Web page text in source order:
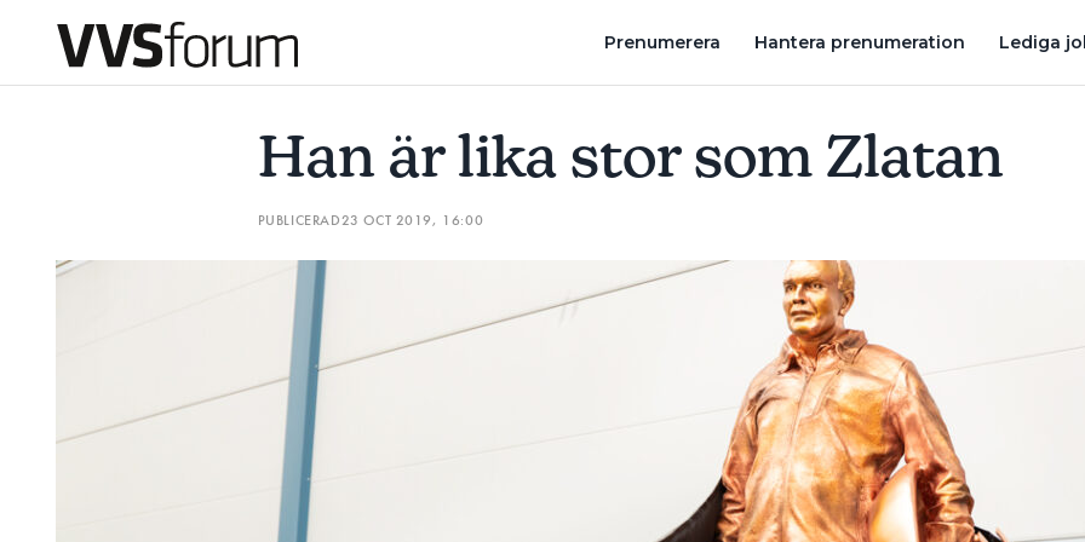
Prenumerera Hantera prenumeration Lediga
Prenumerera
Läs E-tidningen
Han är lika stor som Zlatan
PUBLICERAD23 OCT 2019, 16:00
HAN ÄR LIKA STOR SOM ZLATAN ”FRIHETEN I VVS-YRKET ÄR DET ALLRA BÄSTA” GRATTIS TASERUDSGYMNASIET, ÅRETS